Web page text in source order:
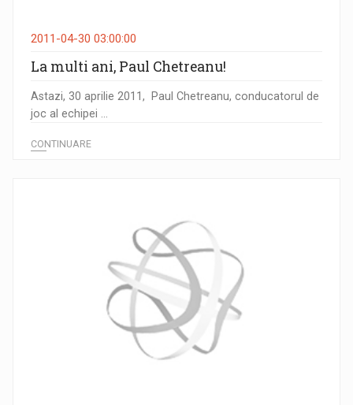
2011-04-30 03:00:00
La multi ani, Paul Chetreanu!
Astazi, 30 aprilie 2011, Paul Chetreanu, conducatorul de
joc al echipei ...
CONTINUARE